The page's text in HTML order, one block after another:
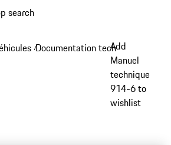
search
/Documentation technique
Add
Manuel
technique
914-6 to
wishlist